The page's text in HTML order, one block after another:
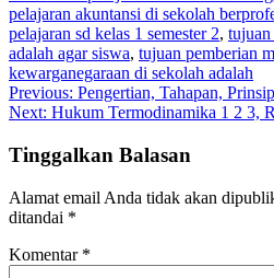
pelajaran akuntansi di sekolah
pelajaran sd kelas 1 semester 2, tujuan
adalah agar siswa, tujuan pemberian
kewarganegaraan di sekolah adalah
Navigasi
pos
Previous: Pengertian, Tahapan,
Next: Hukum Termodinamika 1 2 3,
Tinggalkan Balasan
Alamat email Anda tidak akan
ditandai *
Komentar *